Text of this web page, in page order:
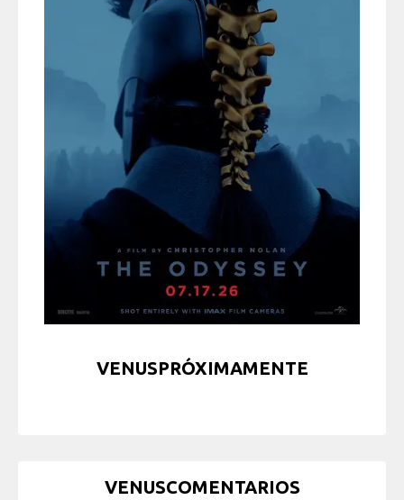
VENUSPRÓXIMAMENTE
VENUSCOMENTARIOS